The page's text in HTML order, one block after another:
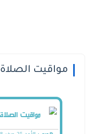
مواقيت الصلاة